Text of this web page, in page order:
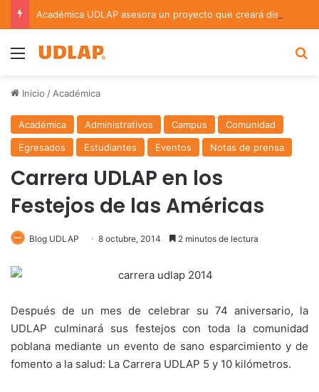
Menu
Inicio / Académica
Académica Administrativos Campus
Comunidad
Egresados
Estudiantes Eventos Notas de prensa
Carrera UDLAP en los
Festejos de las Américas
Blog UDLAP 8 octubre, 2014 2 minutos de lectura
Después de un mes de celebrar su 74 aniversario, la
UDLAP culminará sus festejos con toda la comunidad
poblana mediante un evento de sano esparcimiento y de
fomento a la salud: La Carrera UDLAP 5 y 10 kilómetros.